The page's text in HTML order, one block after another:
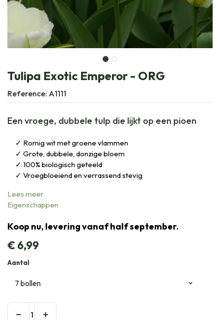
Tulipa Exotic Emperor - ORG
Reference: A1111
Een vroege, dubbele tulp die lijkt op een pioen
Romig wit met groene vlammen
Grote, dubbele, donzige bloem
100% biologisch geteeld
Vroegbloeiend en verrassend stevig
Lees meer
Eigenschappen
Koop nu, levering vanaf half september.
€6,99
Aantal